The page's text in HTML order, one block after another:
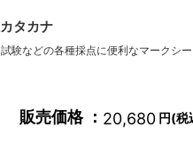
タカナ
験などの各種採点に便利なマークシ
販売価格 ： 20,680 円(税